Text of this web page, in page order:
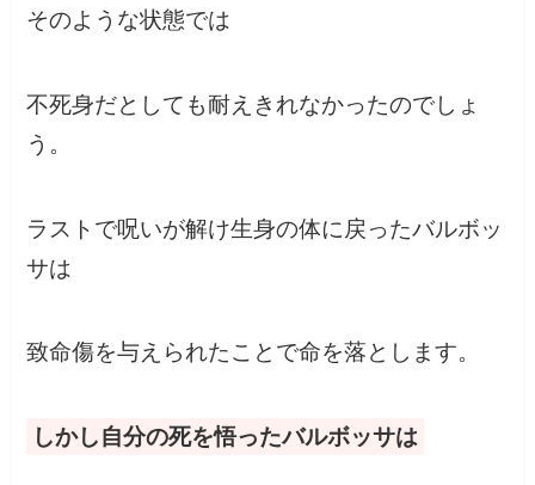
そのような状態では
不死身だとしても耐えきれなかったのでしょ
う。
ラストで呪いが解け生身の体に戻ったバルボッ
サは
致命傷を与えられたことで命を落とします。
しかし自分の死を悟ったバルボッサは